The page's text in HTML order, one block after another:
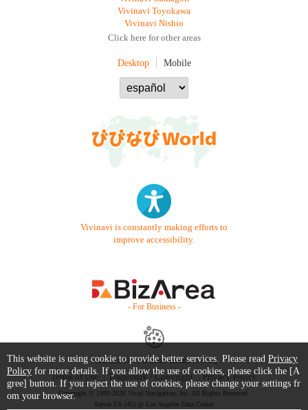
Vivinavi Toyokawa
Vivinavi Nishio
Click here for other areas
Desktop Mobile
Vivinavi is constantly making efforts to
improve accessibility.
- For Business -
Contact Us Starter Guide
FAQ
Terms of Use
Trademark / Copyright Privacy Policy
Copyright © 1999-2026 Vivid Navigation, Inc. All Rights Reserved.
Server US (45) @ Los Angeles Data Center
This website is using cookie to provide better services. Please read Privacy
Policy for more details. If you allow the use of cookies, please click the [A
gree] button. If you reject the use of cookies, please change your settings fr
om your browser.